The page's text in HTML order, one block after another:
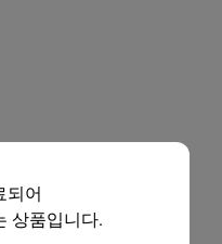
되어
상품입니다.